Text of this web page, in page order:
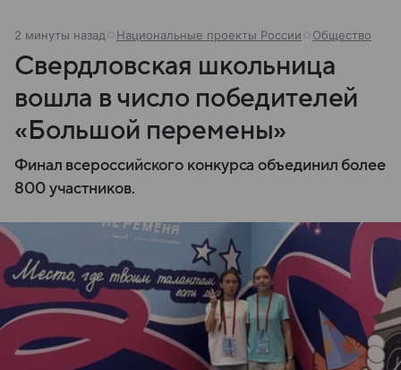
2 минуты назад Национальные проекты России Общество
Свердловская школьница
вошла в число победителей
«Большой перемены»
Финал всероссийского конкурса объединил более
800 участников.